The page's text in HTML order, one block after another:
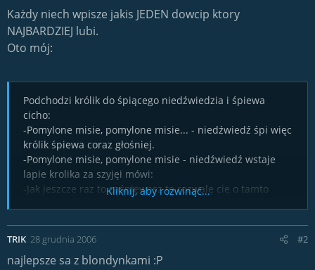
Każdy niech wpisze jakis JEDEN dowcip ktory
NAJBARDZIEJ lubi.
Oto mój:
Podchodzi królik do śpiącego niedźwiedzia i śpiewa
cicho:
-Pomylone misie, pomylone misie... - niedźwiedź śpi więc
królik śpiewa coraz głośniej.
-Pomylone misie, pomylone misie - niedźwiedź wstaje
lapie krolika za szyjęi mówi:
-Jak jeszcze raz to zaśpiewasz to rozwalę cie o tamto
znowu śpiewa:
-Pomylone misie, pomylone misie - Niedźwiedź wstaje
łapie królika za szyję i mówi:
Kliknij, aby rozwinąć...
TRIK 28 grudnia 2006 #2
najlepsze sa z blondynkami :P